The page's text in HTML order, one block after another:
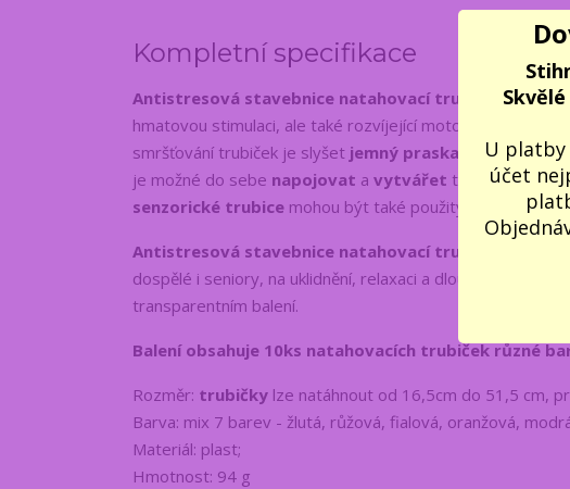
Kompletní specifikace
Antistresová stavebnice natahovací trubičky 15-
hmatovou stimulaci, ale také rozvíjející motorické
smršťování trubiček je slyšet jemný praskající zvuk.
je možné do sebe napojovat a vytvářet tak dlouhého
senzorické trubice mohou být také použity jako
Antistresová stavebnice natahovací trubičky 15-
dospělé i seniory, na uklidnění, relaxaci a dlouhé chvíle, k
transparentním balení.
Balení obsahuje 10ks natahovacích trubiček různé
Rozměr: trubičky lze natáhnout od 16,5cm do 51,5 cm,
Barva: mix 7 barev - žlutá, růžová, fialová, oranžová,
Materiál: plast;
Hmotnost: 94 g
U
účet